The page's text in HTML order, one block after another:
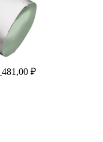
481,00 ₽